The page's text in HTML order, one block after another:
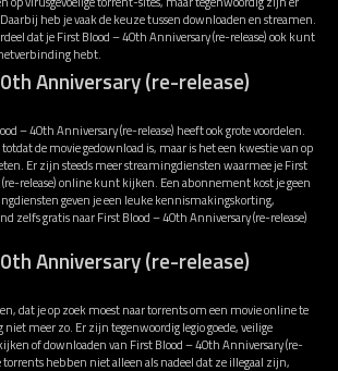
heb je vaak de keuze tussen downloaden en streamen.
dat je First Blood – 40th Anniversary (re-release) ook kunt
hebt.
Anniversary (re-release)
– 40th Anniversary (re-release) heeft ook grote voordelen.
de movie gedownload is, maar is het een kwestie van op
Er zijn steeds meer streamingdiensten waarmee je First
release) online kunt kijken. Een abonnement kost je geen
geven je een leuke kennismakingskorting,
zelfs gratis naar First Blood – 40th Anniversary (re-release)
Anniversary (re-release)
dat je op zoek moest naar torrents om een movie online te
meer zo. Er zijn tegenwoordig legio goede, veilige
of downloaden van First Blood – 40th Anniversary (re-
torrents hebben niet alleen als nadeel dat ze illegaal zijn,